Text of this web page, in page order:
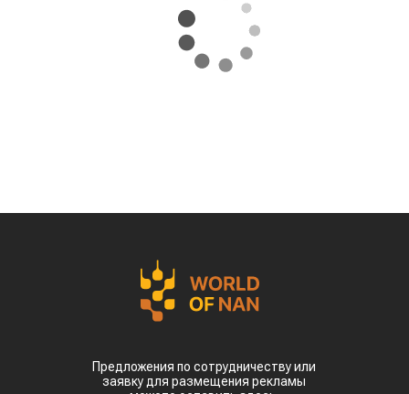
Предложения по сотрудничеству или
заявку для размещения рекламы